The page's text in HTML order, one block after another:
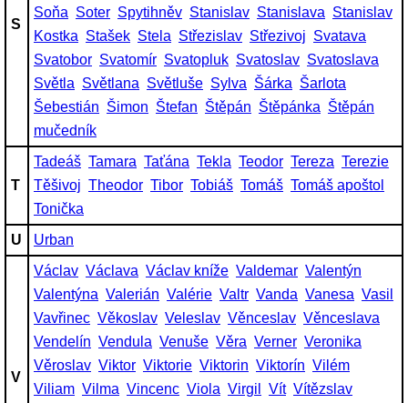
S
Soňa Soter Spytihněv Stanislav Stanislava Stanislav
Kostka Stašek Stela Střezislav Střezivoj Svatava
Svatobor Svatomír Svatopluk Svatoslav Svatoslava
Světla Světlana Světluše Sylva Šárka Šarlota
Šebestián Šimon Štefan Štěpán Štěpánka Štěpán
mučedník
T
Tadeáš Tamara Taťána Tekla Teodor Tereza Terezie
Těšivoj Theodor Tibor Tobiáš Tomáš Tomáš apoštol
Tonička
U
Urban
V
Václav Václava Václav kníže Valdemar Valentýn
Valentýna Valerián Valérie Valtr Vanda Vanesa Vasil
Vavřinec Věkoslav Veleslav Věnceslav Věnceslava
Vendelín Vendula Venuše Věra Verner Veronika
Věroslav Viktor Viktorie Viktorin Viktorín Vilém
Viliam Vilma Vincenc Viola Virgil Vít Vítězslav